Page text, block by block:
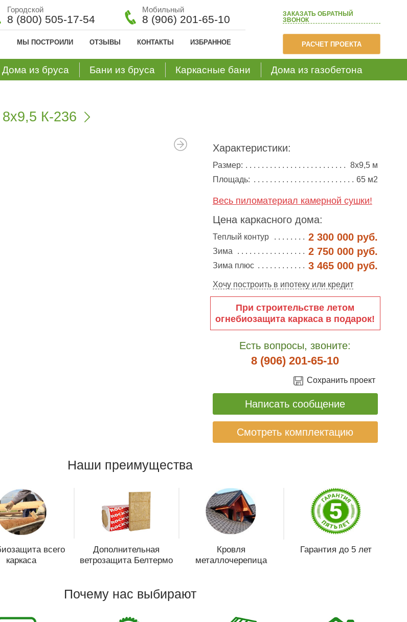
ЗАКАЗАТЬ ОБРАТНЫЙ
ЗВОНОК
РАСЧЕТ ПРОЕКТА
Городской
8 (800) 505-17-54
Мобильный
8 (906) 201-65-10
МЫ ПОСТРОИЛИ ОТЗЫВЫ КОНТАКТЫ ИЗБРАННОЕ
Дома из бруса Бани из бруса Каркасные бани Дома из газобетона
К-236 
Характеристики:
Размер:
8х9,5 м
Площадь:
65 м2
Весь пиломатериал камерной сушки!
Цена каркасного дома:
Теплый контур 2 300 000 руб.
Зима 2 750 000 руб.
Зима плюс 3 465 000 руб.
Хочу построить в ипотеку или кредит
При строительстве летом
огнебиозащита каркаса в подарок!
Есть вопросы, звоните:
8 (906) 201-65-10
Сохранить проект
Написать сообщение
Смотреть комплектацию
Наши преимущества
всего
каркаса
Дополнительная
ветрозащита Белтермо
Кровля
металлочерепица
Гарантия до 5 лет
Почему нас выбирают